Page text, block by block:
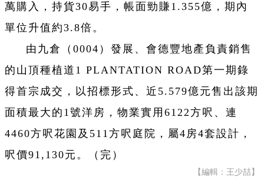
萬購入，持貨30易手，帳面勁賺1.355億，期內
單位升值約3.8倍。
由九倉（0004）發展、會德豐地產負責銷售
的山頂種植道1 PLANTATION ROAD第一期錄
得首宗成交，以招標形式、近5.579億元售出該期
面積最大的1號洋房，物業實用6122方呎、連
4460方呎花園及511方呎庭院，屬4房4套設計，
呎價91,130元。（完）
【編輯：王少喆】